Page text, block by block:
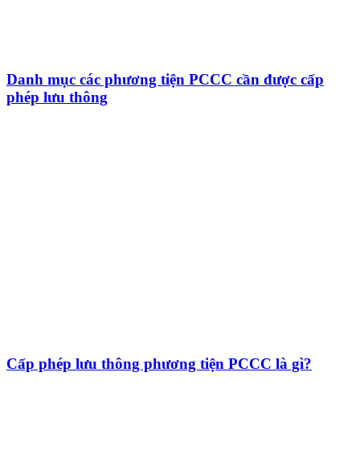
Danh mục các phương tiện PCCC cần được cấp
phép lưu thông
Cấp phép lưu thông phương tiện PCCC là gì?